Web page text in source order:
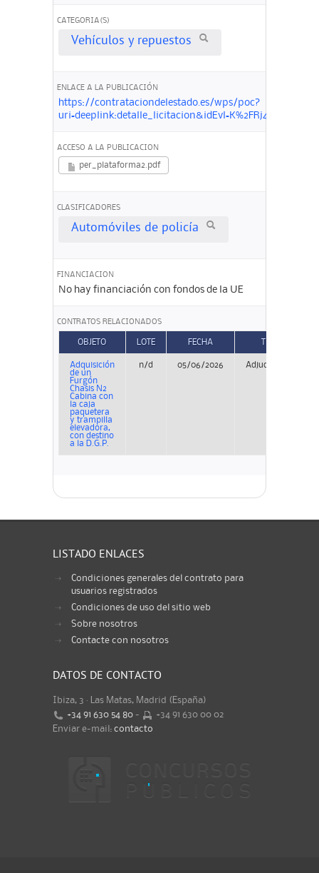
CATEGORIA(S)
Vehículos y repuestos
ENLACE A LA PUBLICACIÓN
https://contrataciondelestado.es/wps/poc?
ACCESO A LA PUBLICACION
per_plataforma2.pdf
CLASIFICADORES
Automóviles de policía
FINANCIACION
No hay financiación con fondos de la UE
CONTRATOS RELACIONADOS
OBJETO LOTE FECHA
Adquisición
de un
Furgón
Chasis N2
Cabina con
la caja
paquetera
y trampilla
elevadora,
con destino
a la D.G.P.
n/d 05/06/2026 Adjudicación
LISTADO ENLACES
Condiciones generales del contrato para
usuarios registrados
Condiciones de uso del sitio web
Sobre nosotros
Contacte con nosotros
DATOS DE CONTACTO
Ibiza, 3 · Las Matas, Madrid (España)
+34 91 630 54 80 -
+34 91 630 00 02
Enviar e-mail: contacto